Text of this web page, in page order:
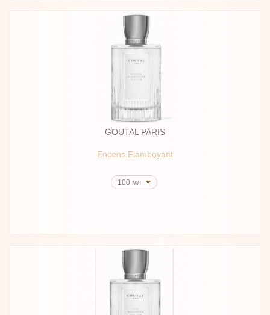
GOUTAL PARIS
Encens Flamboyant
100 мл